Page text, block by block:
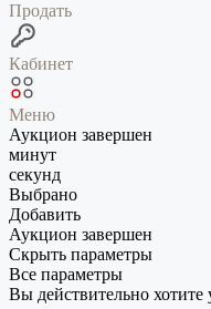
Продать
Кабинет
Меню
Аукцион завершен
минут
секунд
Выбрано
Добавить
Аукцион завершен
Скрыть параметры
Все параметры
Вы действительно хотите